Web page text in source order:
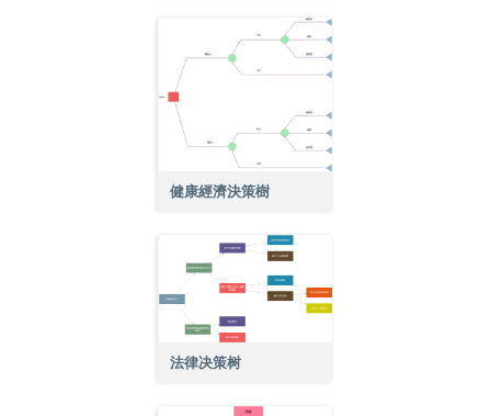
健康經濟決策樹
法律决策树